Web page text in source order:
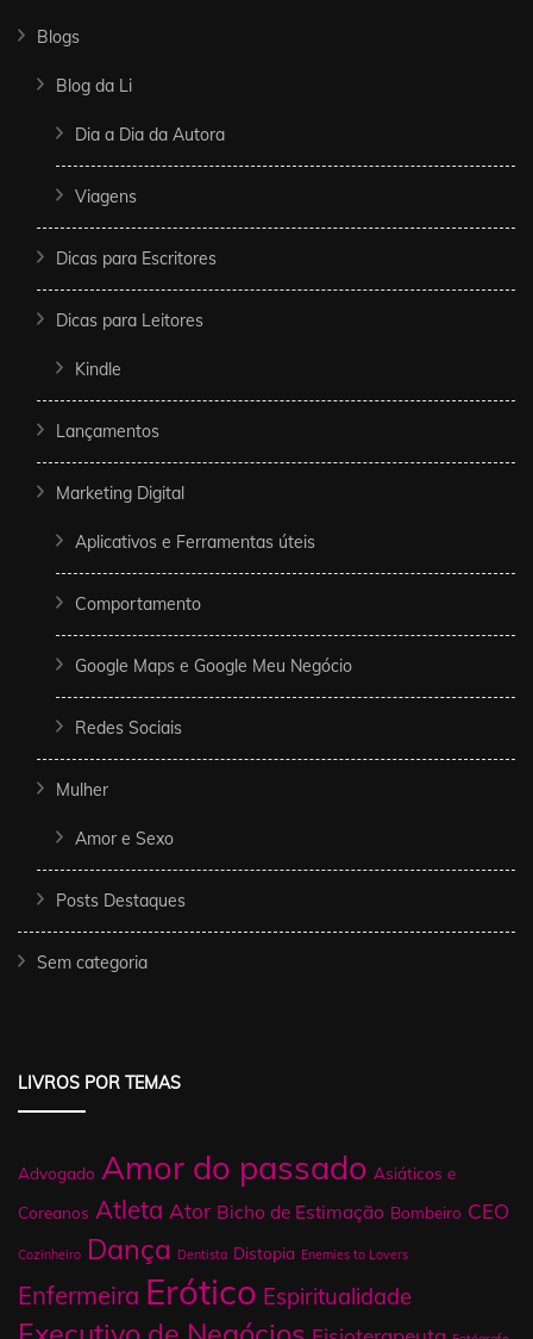
Blogs
Blog da Li
Dia a Dia da Autora
Viagens
Dicas para Escritores
Dicas para Leitores
Kindle
Lançamentos
Marketing Digital
Aplicativos e Ferramentas úteis
Comportamento
Google Maps e Google Meu Negócio
Redes Sociais
Mulher
Amor e Sexo
Posts Destaques
Sem categoria
LIVROS POR TEMAS
Advogado Amor do passado Asiáticos e
Coreanos Atleta Ator Bicho de Estimação Bombeiro CEO
Cozinheiro Dança Dentista Distopia Enemies to Lovers
Enfermeira Erótico Espiritualidade